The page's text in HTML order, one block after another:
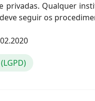
privadas. Qualquer
seguir os